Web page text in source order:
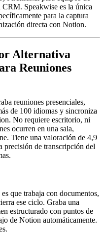
CRM. Speakwise es la única
para la captura
directa con Notion.
Alternativa
Reuniones
reuniones presenciales,
de 100 idiomas y sincroniza
No requiere escritorio, ni
ocurren en una sala,
Tiene una valoración de 4,9
precisión de transcripción del
que trabaja con documentos,
ese ciclo. Graba una
estructurado con puntos de
de Notion automáticamente.